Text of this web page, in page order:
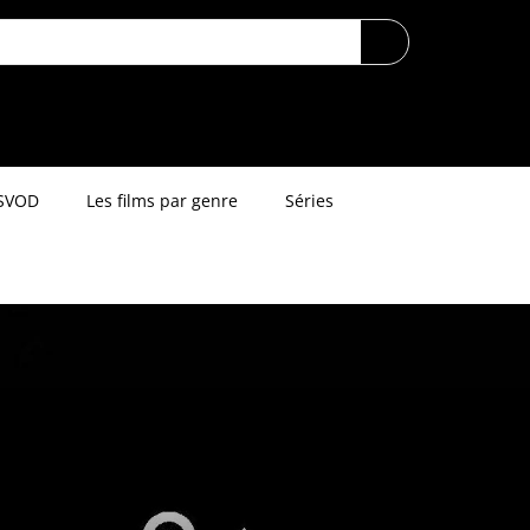
Les films par genre Séries